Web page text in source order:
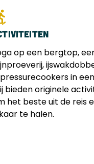
op een bergtop,
in
bieden originele
het beste uit de reis
te halen.